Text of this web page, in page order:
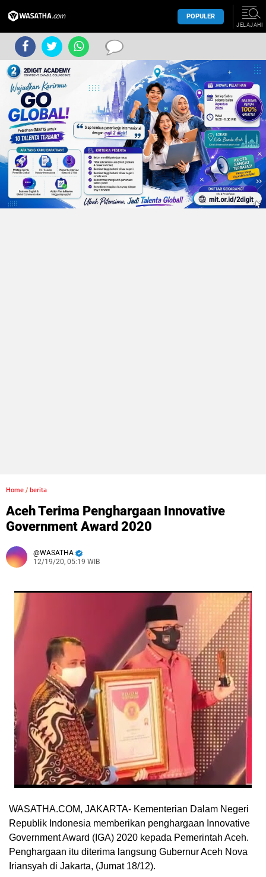
POPULER
JELAJAHI
Home / berita
Aceh Terima Penghargaan Innovative
Government Award 2020
WASATHA
12/19/20, 05:19 WIB
WASATHA.COM, JAKARTA- Kementerian Dalam Negeri
Republik Indonesia memberikan penghargaan Innovative
Government Award (IGA) 2020 kepada Pemerintah Aceh.
Penghargaan itu diterima langsung Gubernur Aceh Nova
Iriansyah di Jakarta, (Jumat 18/12).